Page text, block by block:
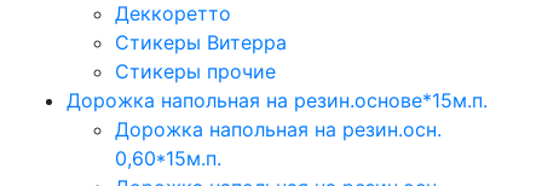
Деккоретто
Стикеры Витерра
Стикеры прочие
Дорожка напольная на резин.основе*15м.п.
Дорожка напольная на резин.осн.
0,60*15м.п.